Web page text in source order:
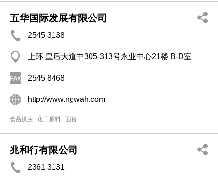
五华国际发展有限公司
2545 3138
上环 皇后大道中305-313号永业中心21楼 B-D室
2545 8468
http://www.ngwah.com
食品供应 化工原料 面粉
兆和行有限公司
2361 3131